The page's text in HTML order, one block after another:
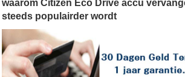
waarom Citizen Eco Drive accu
steeds populairder wordt